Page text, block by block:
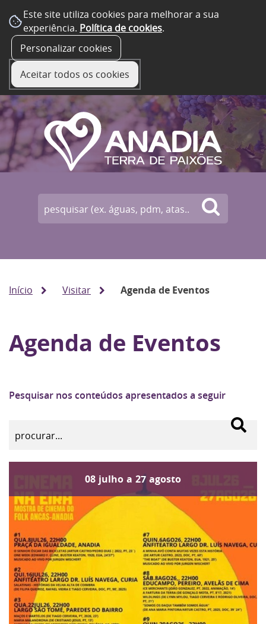
Este site utiliza cookies para melhorar a sua
experiência. Política de cookies.
Personalizar cookies
Aceitar todos os cookies
Início Visitar Agenda de Eventos
Agenda de Eventos
Pesquisar nos conteúdos apresentados a seguir
08 julho a 27 agosto